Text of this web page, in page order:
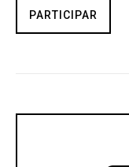
PARTICIPAR